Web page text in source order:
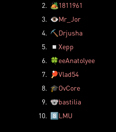
2. 🏕️1811961
3. 👁️Mr_Jor
4. ⛏️ Drjusha
5.
◽ Xepp
6. 🍀eeAnatolyee
7.
🏓Vlad54
8. 🎓OvCore
9. 🐨bastilia
10. 8️⃣LMU